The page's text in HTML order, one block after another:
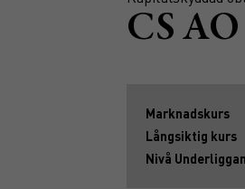
CS
Marknadskurs
Långsiktig kurs
Nivå